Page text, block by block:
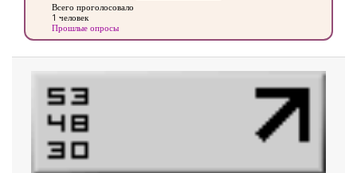
Всего проголосовало
1 человек
Прошлые опросы